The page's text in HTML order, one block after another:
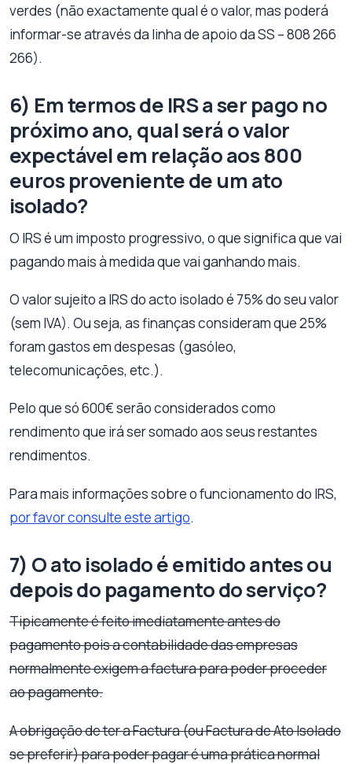
verdes (não exactamente qual é o valor, mas poderá
informar-se através da linha de apoio da SS – 808 266
266).
6) Em termos de IRS a ser pago no
próximo ano, qual será o valor
expectável em relação aos 800
euros proveniente de um ato
isolado?
O IRS é um imposto progressivo, o que significa que vai
pagando mais à medida que vai ganhando mais.
O valor sujeito a IRS do acto isolado é 75% do seu valor
(sem IVA). Ou seja, as finanças consideram que 25%
foram gastos em despesas (gasóleo,
telecomunicações, etc.).
Pelo que só 600€ serão considerados como
rendimento que irá ser somado aos seus restantes
rendimentos.
Para mais informações sobre o funcionamento do IRS,
por favor consulte este artigo.
7) O ato isolado é emitido antes ou
depois do pagamento do serviço?
Tipicamente é feito imediatamente antes do
pagamento pois a contabilidade das empresas
normalmente exigem a factura para poder proceder
ao pagamento.
A obrigação de ter a Factura (ou Factura de Ato Isolado
se preferir) para poder pagar é uma prática normal